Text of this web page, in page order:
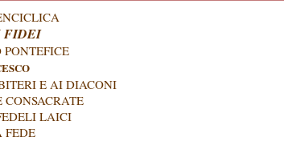
FIDEI
E AI DIACONI
CONSACRATE
LAICI
FEDE